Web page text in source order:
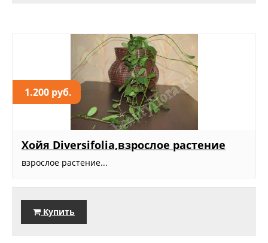
1.200 руб.
Хойя Diversifolia,взрослое растение
взрослое растение...
Купить